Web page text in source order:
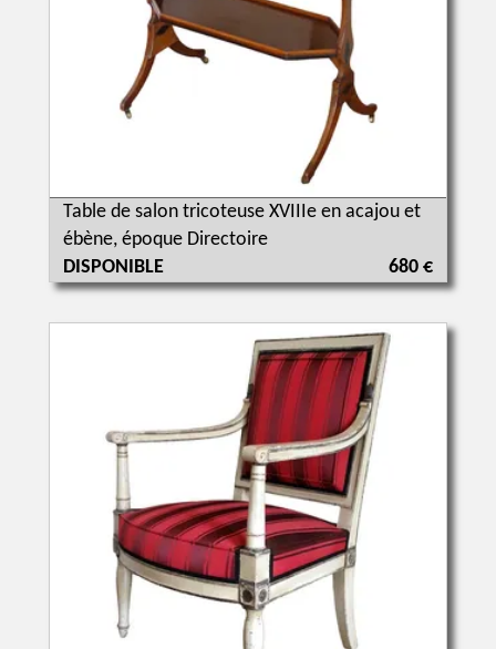
Table de salon tricoteuse XVIIIe en acajou et
ébène, époque Directoire
DISPONIBLE
680 €